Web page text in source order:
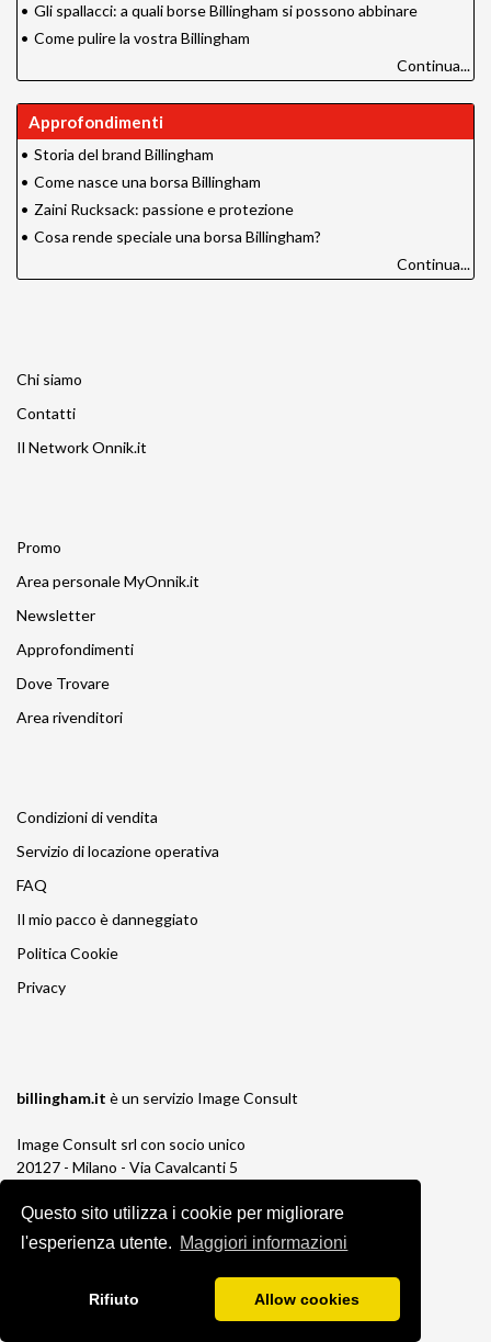
Questo sito utilizza i cookie per migliorare
l'esperienza utente. Maggiori informazioni
Rifiuto Allow cookies
• Gli spallacci: a quali borse Billingham si possono abbinare
• Come pulire la vostra Billingham
Continua...
Approfondimenti
• Storia del brand Billingham
• Come nasce una borsa Billingham
• Zaini Rucksack: passione e protezione
• Cosa rende speciale una borsa Billingham?
Continua...
Chi siamo
Contatti
Il Network Onnik.it
Promo
Area personale MyOnnik.it
Newsletter
Approfondimenti
Dove Trovare
Area rivenditori
Condizioni di vendita
Servizio di locazione operativa
FAQ
Il mio pacco è danneggiato
Politica Cookie
Privacy
billingham.it è un servizio Image Consult
Image Consult srl con socio unico
20127 - Milano - Via Cavalcanti 5
P.IVA e C.F. 03383650961
REA 1673647 CCIAA Milano Monza Brianza
Registro Pile IT13030P00003110